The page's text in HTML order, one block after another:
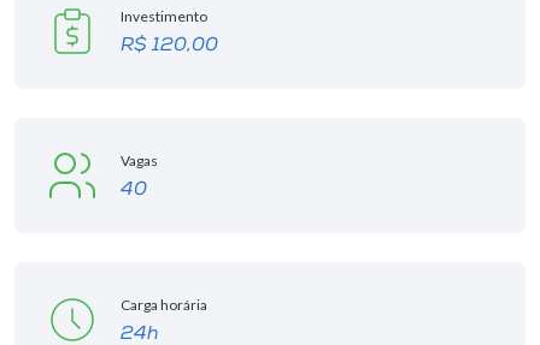
Investimento
R$ 120,00
Vagas
40
Carga horária
24h